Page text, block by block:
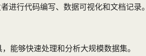
进行代码编写、数据可视化和文档记录。
能够快速处理和分析大规模数据集。